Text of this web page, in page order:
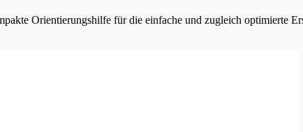
Orientierungshilfe für die einfache und zugleich optimierte